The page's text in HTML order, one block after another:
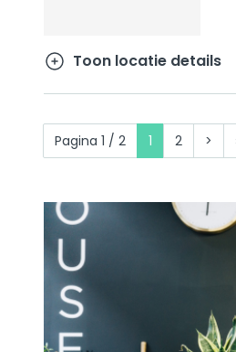
Toon locatie details
Pagina 1 / 2 1 2 >